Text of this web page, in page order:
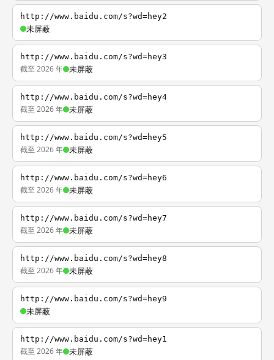
http://www.baidu.com/s?wd=hey2
未屏蔽
http://www.baidu.com/s?wd=hey3
截至 2026 年 未屏蔽
http://www.baidu.com/s?wd=hey4
截至 2026 年 未屏蔽
http://www.baidu.com/s?wd=hey5
截至 2026 年 未屏蔽
http://www.baidu.com/s?wd=hey6
截至 2026 年 未屏蔽
http://www.baidu.com/s?wd=hey7
截至 2026 年 未屏蔽
http://www.baidu.com/s?wd=hey8
截至 2026 年 未屏蔽
http://www.baidu.com/s?wd=hey9
未屏蔽
http://www.baidu.com/s?wd=hey1
截至 2026 年 未屏蔽